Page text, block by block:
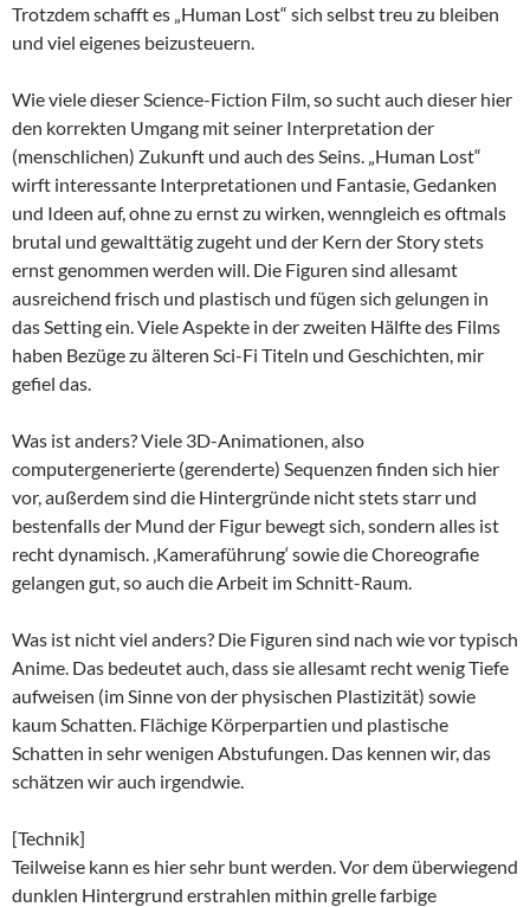
Trotzdem schafft es „Human Lost“ sich selbst treu zu bleiben
und viel eigenes beizusteuern.
Wie viele dieser Science-Fiction Film, so sucht auch dieser hier
den korrekten Umgang mit seiner Interpretation der
(menschlichen) Zukunft und auch des Seins. „Human Lost“
wirft interessante Interpretationen und Fantasie, Gedanken
und Ideen auf, ohne zu ernst zu wirken, wenngleich es oftmals
brutal und gewalttätig zugeht und der Kern der Story stets
ernst genommen werden will. Die Figuren sind allesamt
ausreichend frisch und plastisch und fügen sich gelungen in
das Setting ein. Viele Aspekte in der zweiten Hälfte des Films
haben Bezüge zu älteren Sci-Fi Titeln und Geschichten, mir
gefiel das.
Was ist anders? Viele 3D-Animationen, also
computergenerierte (gerenderte) Sequenzen finden sich hier
vor, außerdem sind die Hintergründe nicht stets starr und
bestenfalls der Mund der Figur bewegt sich, sondern alles ist
recht dynamisch. ‚Kameraführung‘ sowie die Choreografie
gelangen gut, so auch die Arbeit im Schnitt-Raum.
Was ist nicht viel anders? Die Figuren sind nach wie vor typisch
Anime. Das bedeutet auch, dass sie allesamt recht wenig Tiefe
aufweisen (im Sinne von der physischen Plastizität) sowie
kaum Schatten. Flächige Körperpartien und plastische
Schatten in sehr wenigen Abstufungen. Das kennen wir, das
schätzen wir auch irgendwie.
[Technik]
Teilweise kann es hier sehr bunt werden. Vor dem überwiegend
dunklen Hintergrund erstrahlen mithin grelle farbige